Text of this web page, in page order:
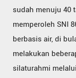
sudah menuju 40
memperoleh SNI
berbasis air, di
melakukan
silaturahmi